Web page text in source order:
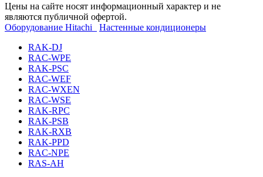
Цены на сайте носят информационный характер и не
являются публичной офертой.
Оборудование Hitachi
Настенные кондиционеры
RAK-DJ
RAC-WPE
RAK-PSC
RAC-WEF
RAC-WXEN
RAC-WSE
RAK-RPC
RAK-PSB
RAK-RXB
RAK-PPD
RAC-NPE
RAS-AH